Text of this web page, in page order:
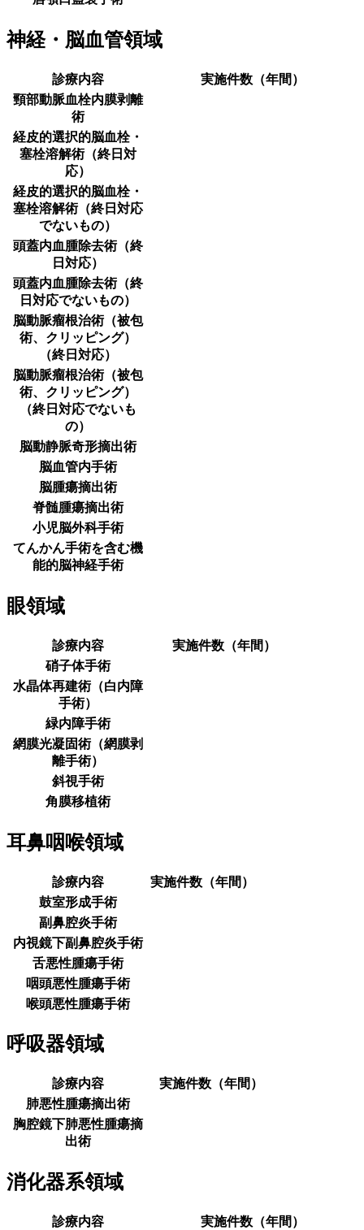
神経・脳血管領域
診療内容
実施件数（年間）
頸部動脈血栓内膜剥離
術
経皮的選択的脳血栓・
塞栓溶解術（終日対
応）
経皮的選択的脳血栓・
塞栓溶解術（終日対応
でないもの）
頭蓋内血腫除去術（終
日対応）
頭蓋内血腫除去術（終
日対応でないもの）
脳動脈瘤根治術（被包
術、クリッピング）
（終日対応）
脳動脈瘤根治術（被包
術、クリッピング）
（終日対応でないも
の）
脳動静脈奇形摘出術
脳血管内手術
脳腫瘍摘出術
脊髄腫瘍摘出術
小児脳外科手術
てんかん手術を含む機
能的脳神経手術
眼領域
診療内容
実施件数（年間）
硝子体手術
水晶体再建術（白内障
手術）
緑内障手術
網膜光凝固術（網膜剥
離手術）
斜視手術
角膜移植術
耳鼻咽喉領域
診療内容
実施件数（年間）
鼓室形成手術
副鼻腔炎手術
内視鏡下副鼻腔炎手術
舌悪性腫瘍手術
咽頭悪性腫瘍手術
喉頭悪性腫瘍手術
呼吸器領域
診療内容
実施件数（年間）
肺悪性腫瘍摘出術
胸腔鏡下肺悪性腫瘍摘
出術
消化器系領域
診療内容
実施件数（年間）